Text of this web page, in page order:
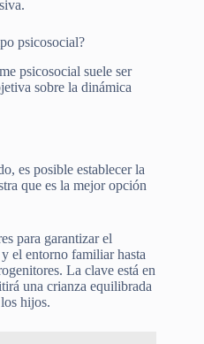
psicosocial?
psicosocial suele ser
sobre la dinámica
es posible establecer la
que es la mejor opción
para garantizar el
el entorno familiar hasta
La clave está en
una crianza equilibrada
hijos.